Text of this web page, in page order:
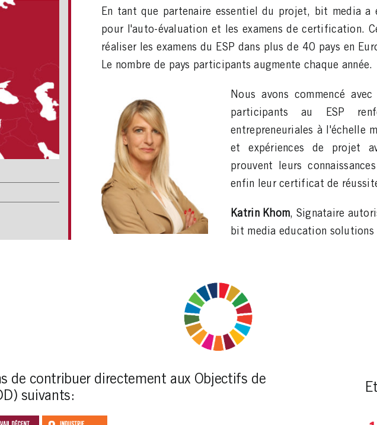
En tant que partenaire essentiel du projet, bit media
pour l'auto-évaluation et les examens de certification.
réaliser les examens du ESP dans plus de 40 pays en
Le nombre de pays participants augmente chaque année.
Nous avons commencé
participants au ESP
entrepreneuriales à l'échelle
et expériences de projet
prouvent leurs
enfin leur certificat de
Katrin Khom, Signataire
bit media education solutions
de contribuer directement aux Objectifs de
suivants: